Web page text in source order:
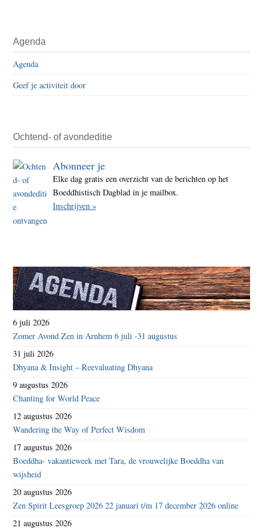
Agenda
Agenda
Geef je activiteit door
Ochtend- of avondeditie
Abonneer je
Elke dag gratis een overzicht van de berichten op het
Boeddhistisch Dagblad in je mailbox.
Inschrijven »
6 juli 2026
Zomer Avond Zen in Arnhem 6 juli -31 augustus
31 juli 2026
Dhyana & Insight – Reevaluating Dhyana
9 augustus 2026
Chanting for World Peace
12 augustus 2026
Wandering the Way of Perfect Wisdom
17 augustus 2026
Boeddha- vakantieweek met Tara, de vrouwelijke Boeddha van
wijsheid
20 augustus 2026
Zen Spirit Leesgroep 2026 22 januari t/m 17 december 2026 online
21 augustus 2026